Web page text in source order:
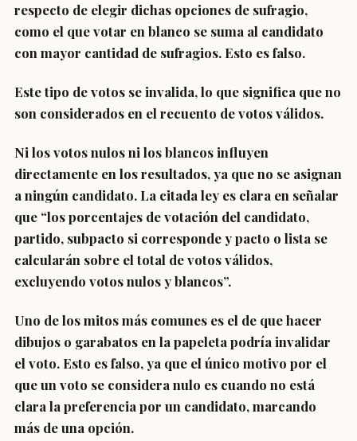
respecto de elegir dichas opciones de sufragio,
como el que votar en blanco se suma al candidato
con mayor cantidad de sufragios. Esto es falso.
Este tipo de votos se invalida,lo que significa que no
son considerados en el recuento de votos válidos.
Ni los votos nulos ni los blancos influyen
directamente en los resultados, ya queno se asignan
a ningún candidato. La citada ley es clara en señalar
que “los porcentajes de votación del candidato,
partido, subpacto si corresponde y pacto o lista se
calcularán sobre el total de votos válidos,
excluyendo votos nulos y blancos”.
Uno de los mitos más comunes es el de que hacer
dibujos o garabatos en la papeleta podría invalidar
el voto. Esto es falso, ya que el único motivo por el
que un voto se considera nulo es cuando no está
clara la preferencia por un candidato, marcando
más de una opción.